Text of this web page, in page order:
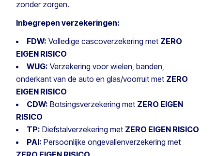
zonder zorgen.
Inbegrepen verzekeringen:
FDW: Volledige cascoverzekering met ZERO
EIGEN RISICO
WUG: Verzekering voor wielen, banden,
onderkant van de auto en glas/voorruit met ZERO
EIGEN RISICO
CDW: Botsingsverzekering met ZERO EIGEN
RISICO
TP: Diefstalverzekering met ZERO EIGEN RISICO
PAI: Persoonlijke ongevallenverzekering met